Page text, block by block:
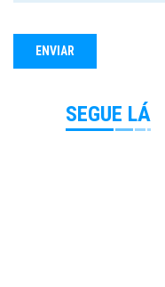
SEGUE LÁ